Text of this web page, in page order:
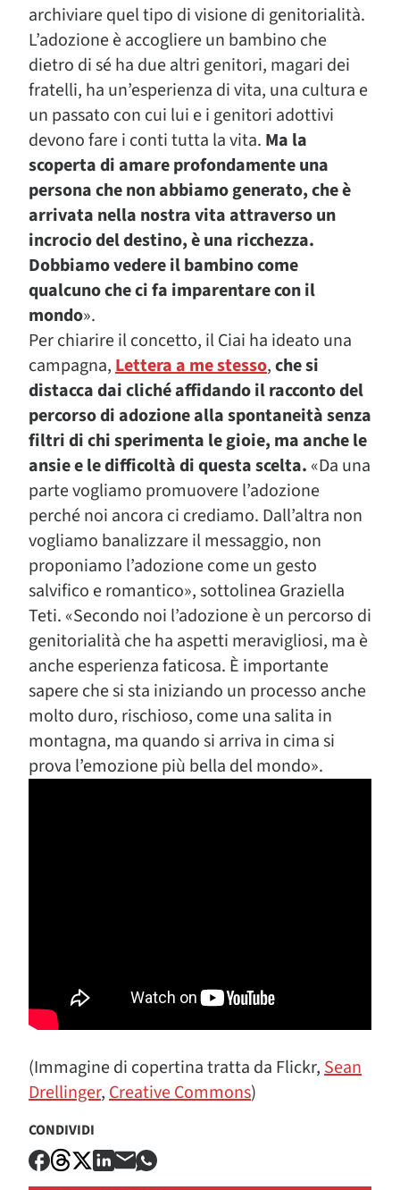
archiviare quel tipo di visione di genitorialità.
L’adozione è accogliere un bambino che
dietro di sé ha due altri genitori, magari dei
fratelli, ha un’esperienza di vita, una cultura e
un passato con cui lui e i genitori adottivi
devono fare i conti tutta la vita. Ma la
scoperta di amare profondamente una
persona che non abbiamo generato, che è
arrivata nella nostra vita attraverso un
incrocio del destino, è una ricchezza.
Dobbiamo vedere il bambino come
qualcuno che ci fa imparentare con il
mondo».
Per chiarire il concetto, il Ciai ha ideato una
campagna,Lettera a me stesso,che si
distacca dai cliché affidando il racconto del
percorso di adozione alla spontaneità senza
filtri di chi sperimenta le gioie, ma anche le
ansie e le difficoltà di questa scelta. «Da una
parte vogliamo promuovere l’adozione
perché noi ancora ci crediamo. Dall’altra non
vogliamo banalizzare il messaggio, non
proponiamo l’adozione come un gesto
salvifico e romantico», sottolinea Graziella
Teti. «Secondo noi l’adozione è un percorso di
genitorialità che ha aspetti meravigliosi, ma è
anche esperienza faticosa. È importante
sapere che si sta iniziando un processo anche
molto duro, rischioso, come una salita in
montagna, ma quando si arriva in cima si
prova l’emozione più bella del mondo».
(Immagine di copertina tratta da Flickr,Sean
Drellinger,Creative Commons)
CONDIVIDI